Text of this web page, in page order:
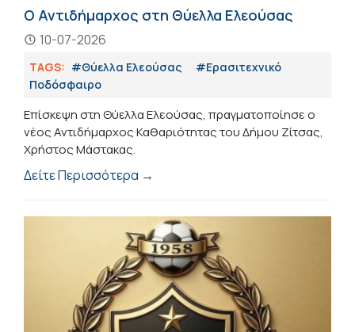
Ο Αντιδήμαρχος στη Θύελλα Ελεούσας
10-07-2026
TAGS: #Θύελλα Ελεούσας
#Eρασιτεχνικό
Ποδόσφαιρο
Επίσκεψη στη Θύελλα Ελεούσας, πραγματοποίησε ο
νέος Αντιδήμαρχος Καθαριότητας του Δήμου Ζίτσας,
Χρήστος Μάστακας.
Δείτε Περισσότερα →